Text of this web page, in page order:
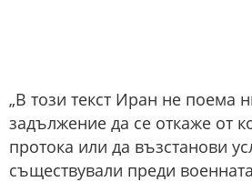
„В този текст Иран не поема
задължение да се откаже от
протока или да възстанови
съществували преди